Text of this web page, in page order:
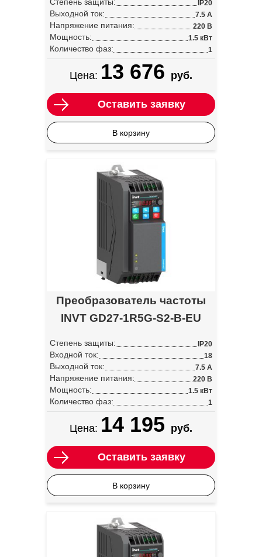
Степень защиты: IP20
Выходной ток: 7.5 А
Напряжение питания: 220 В
Мощность: 1.5 кВт
Количество фаз: 1
Цена: 13 676 руб.
Оставить заявку
В корзину
Преобразователь частоты
INVT GD27-1R5G-S2-B-EU
Степень защиты: IP20
Входной ток: 18
Выходной ток: 7.5 А
Напряжение питания: 220 В
Мощность: 1.5 кВт
Количество фаз: 1
Цена: 14 195 руб.
Оставить заявку
В корзину